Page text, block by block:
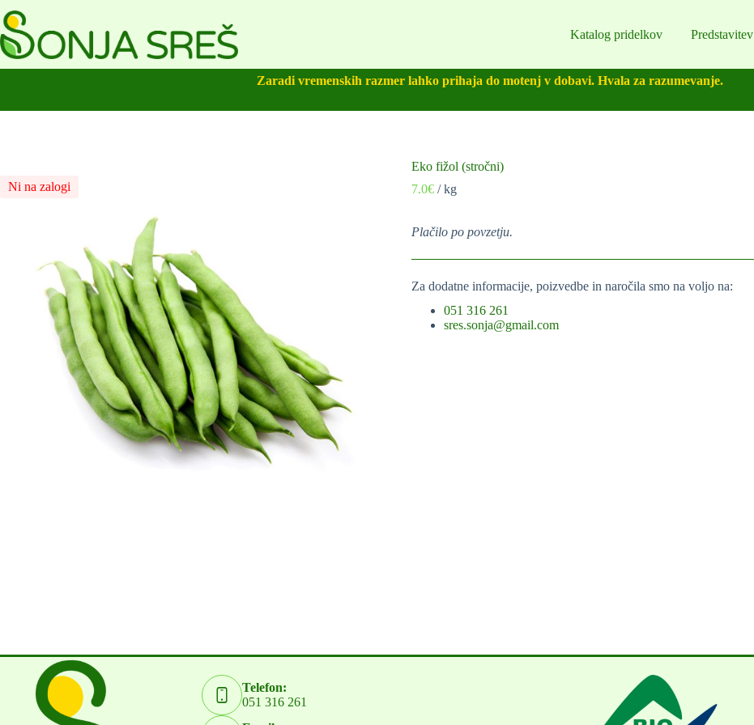
Katalog pridelkov Predstavitev
Zaradi vremenskih razmer lahko prihaja do motenj v dobavi. Hvala za razumevanje.
Ni na zalogi
Eko fižol (stročni)
7.0€/ kg
Plačilo po povzetju.
Za dodatne informacije, poizvedbe in naročila smo na voljo na:
051 316 261
sres.sonja@gmail.com
Telefon:
051 316 261